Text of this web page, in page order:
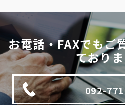
ご本人の同意がある場合
法令に基づく場合
利用目的の範囲内で個人情報の
する場合
人の生命、身体又は財産の保護
意を得ることが難しいとき
公衆衛生の向上、児童の健全な
の同意を得ることが難しいとき
お電話・FAXでもご
ておりま
092-